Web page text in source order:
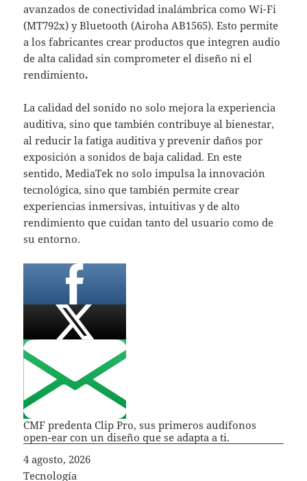
avanzados de conectividad inalámbrica como Wi-Fi
(MT792x) y Bluetooth (Airoha AB1565). Esto permite
a los fabricantes crear productos que integren audio
de alta calidad sin comprometer el diseño ni el
rendimiento.
La calidad del sonido no solo mejora la experiencia
auditiva, sino que también contribuye al bienestar,
al reducir la fatiga auditiva y prevenir daños por
exposición a sonidos de baja calidad. En este
sentido, MediaTek no solo impulsa la innovación
tecnológica, sino que también permite crear
experiencias inmersivas, intuitivas y de alto
rendimiento que cuidan tanto del usuario como de
su entorno.
CMF predenta Clip Pro, sus primeros audífonos
open-ear con un diseño que se adapta a ti.
Fecha
4 agosto, 2026
In relation to
Tecnología